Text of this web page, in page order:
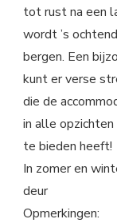
tot rust na een
wordt ’s
bergen. Een
kunt er verse
die de
in alle
te bieden heeft!
In zomer en
deur
Opmerkingen: